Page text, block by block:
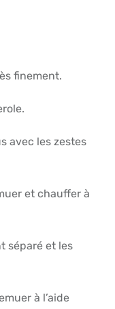
finement.
avec les zestes
et chauffer à
séparé et les
à l’aide